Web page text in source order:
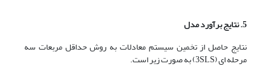
5. نتایج برآورد مدل
نتایج حاصل از تخمین سیستم معادلات به روش حداقل مربعات سه
مرحله ای (3SLS) به صورت زیر است.